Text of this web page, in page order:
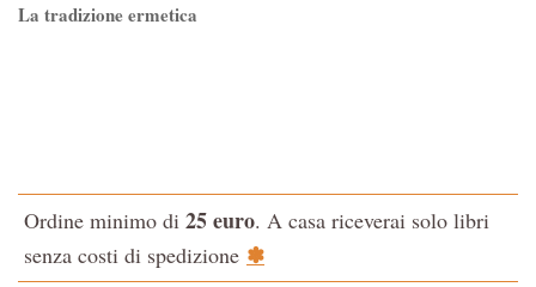
La tradizione ermetica
La Cabala
Il potere del serpente
Ordine minimo di 25 euro. A casa riceverai solo libri
senza costi di spedizione ✽